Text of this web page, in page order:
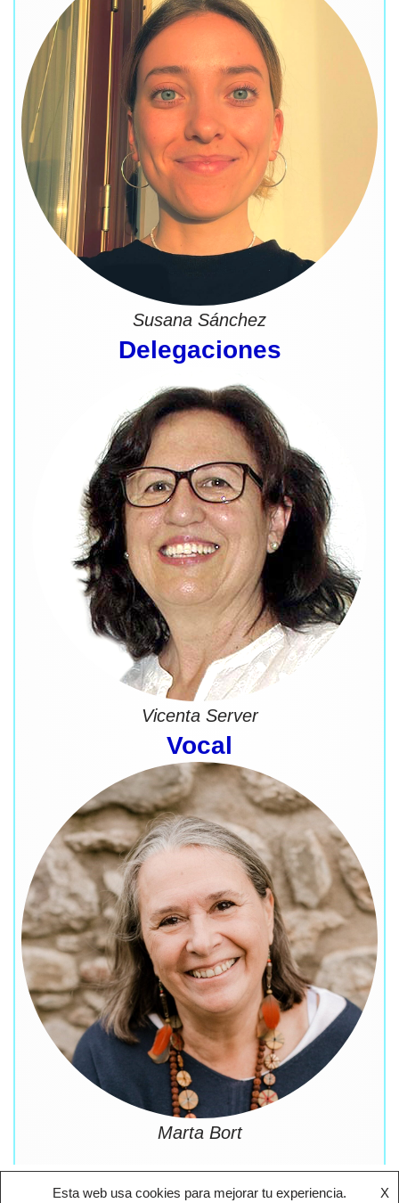
Susana Sánchez
Delegaciones
Vicenta Server
Vocal
Marta Bort
OTROS GRUPOS DE TRABAJO
Esta web usa cookies para mejorar tu experiencia. X